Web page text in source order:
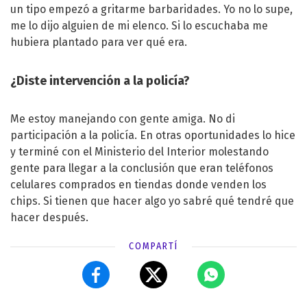
un tipo empezó a gritarme barbaridades. Yo no lo supe,
me lo dijo alguien de mi elenco. Si lo escuchaba me
hubiera plantado para ver qué era.
¿Diste intervención a la policía?
Me estoy manejando con gente amiga. No di
participación a la policía. En otras oportunidades lo hice
y terminé con el Ministerio del Interior molestando
gente para llegar a la conclusión que eran teléfonos
celulares comprados en tiendas donde venden los
chips. Si tienen que hacer algo yo sabré qué tendré que
hacer después.
COMPARTÍ